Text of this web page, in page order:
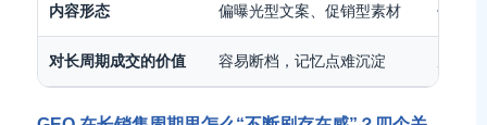
内容形态 偏曝光型文案、促销型素材 偏“可
对长周期成交的价值 容易断档，记忆点难沉淀